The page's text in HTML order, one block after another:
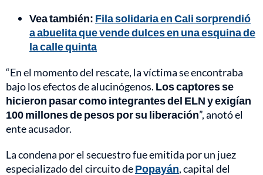
Vea también: Fila solidaria en Cali sorprendió
a abuelita que vende dulces en una esquina de
la calle quinta
“En el momento del rescate, la víctima se encontraba
bajo los efectos de alucinógenos. Los captores se
hicieron pasar como integrantes del ELN y exigían
100 millones de pesos por su liberación”, anotó el
ente acusador.
La condena por el secuestro fue emitida por un juez
especializado del circuito dePopayán, capital del